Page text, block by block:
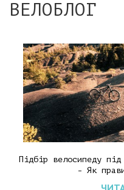
ВЕЛОБЛОГ
Підбір велосипеду під
- Як